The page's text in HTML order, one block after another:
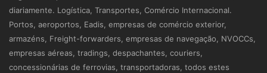
diariamente. Logística, Transportes, Comércio Internacional.
Portos, aeroportos, Eadis, empresas de comércio exterior,
armazéns, Freight-forwarders, empresas de navegação, NVOCCs,
empresas aéreas, tradings, despachantes, couriers,
concessionárias de ferrovias, transportadoras, todos estes